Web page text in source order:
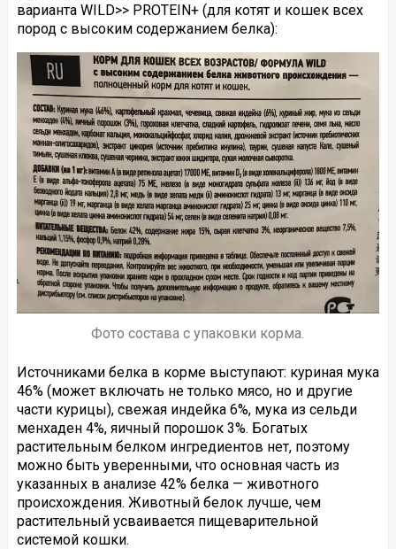
варианта WILD>> PROTEIN+ (для котят и кошек всех
пород с высоким содержанием белка):
Фото состава с упаковки корма.
Источниками белка в корме выступают: куриная мука
46% (может включать не только мясо, но и другие
части курицы), свежая индейка 6%, мука из сельди
менхаден 4%, яичный порошок 3%. Богатых
растительным белком ингредиентов нет, поэтому
можно быть уверенными, что основная часть из
указанных в анализе 42% белка — животного
происхождения. Животный белок лучше, чем
растительный усваивается пищеварительной
системой кошки.